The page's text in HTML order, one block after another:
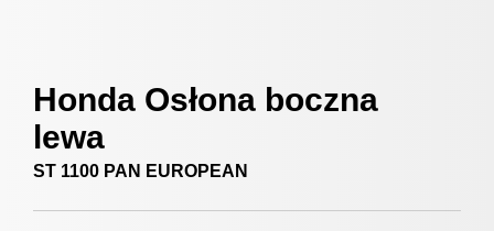
Honda Osłona boczna
lewa
ST 1100 PAN EUROPEAN